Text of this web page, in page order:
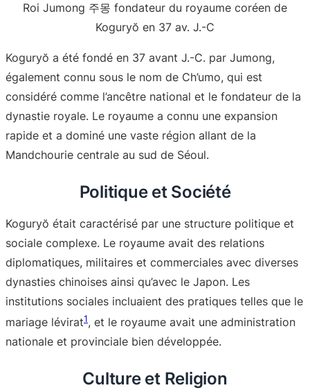
Roi Jumong 주몽 fondateur du royaume coréen de
Koguryŏ en 37 av. J.-C
Koguryŏ a été fondé en 37 avant J.-C. par Jumong,
également connu sous le nom de Ch’umo, qui est
considéré comme l’ancêtre national et le fondateur de la
dynastie royale. Le royaume a connu une expansion
rapide et a dominé une vaste région allant de la
Mandchourie centrale au sud de Séoul.
Politique et Société
Koguryŏ était caractérisé par une structure politique et
sociale complexe. Le royaume avait des relations
diplomatiques, militaires et commerciales avec diverses
dynasties chinoises ainsi qu’avec le Japon. Les
institutions sociales incluaient des pratiques telles que le
mariage lévirat1, et le royaume avait une administration
nationale et provinciale bien développée.
Culture et Religion